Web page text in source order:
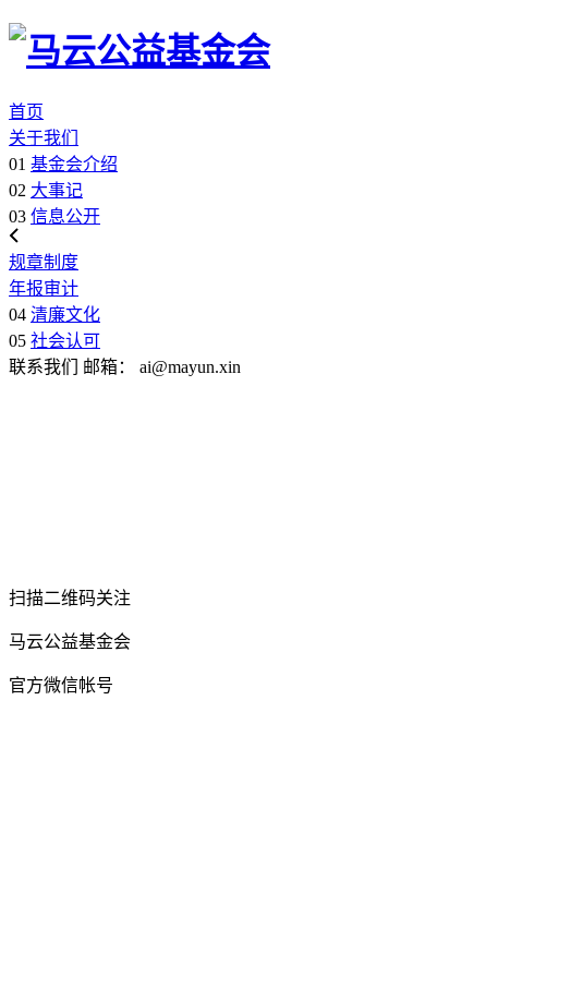
首页
关于我们
01 基金会介绍
02 大事记
03 信息公开
规章制度
年报审计
04 清廉文化
05 社会认可
联系我们
邮箱： ai@mayun.xin
扫描二维码关注
马云公益基金会
官方微信帐号